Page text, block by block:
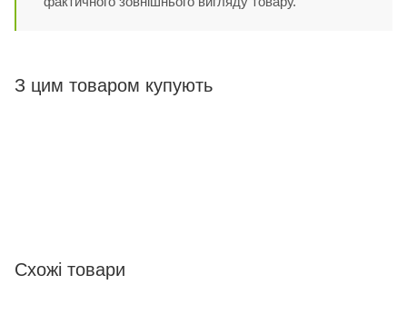
З цим товаром купують
Схожі товари